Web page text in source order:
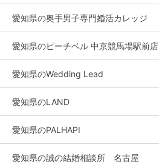
愛知県の奥手男子専門婚活カレッジ
愛知県のピーチベル 中京競馬場駅前店
愛知県のWedding Lead
愛知県のLAND
愛知県のPALHAPI
愛知県の誠の結婚相談所 名古屋